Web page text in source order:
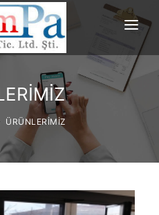
ÜRÜNLERİMİZ